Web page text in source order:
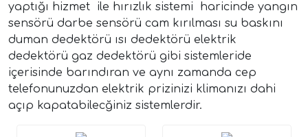
yaptığı hizmet ile hırızlık sistemi haricinde yangın
sensörü darbe sensörü cam kırılması su baskını
duman dedektörü ısı dedektörü elektrik
dedektörü gaz dedektörü gibi sistemleride
içerisinde barındıran ve aynı zamanda cep
telefonunuzdan elektrik prizinizi klimanızı dahi
açıp kapatabilecğiniz sistemlerdir.